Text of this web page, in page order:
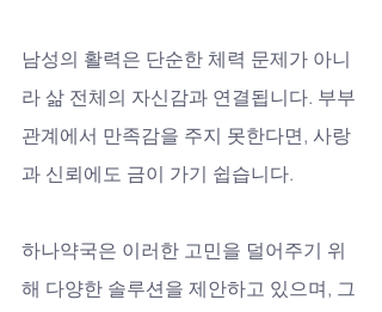
남성의 활력은 단순한 체력 문제가 아니
라 삶 전체의 자신감과 연결됩니다. 부부
관계에서 만족감을 주지 못한다면, 사랑
과 신뢰에도 금이 가기 쉽습니다.
하나약국은 이러한 고민을 덜어주기 위
해 다양한 솔루션을 제안하고 있으며, 그